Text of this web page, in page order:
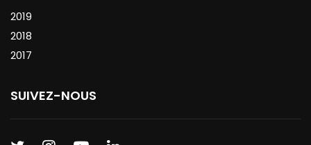
2019
2018
2017
SUIVEZ-NOUS